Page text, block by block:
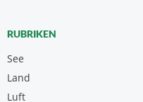
RUBRIKEN
See
Land
Luft